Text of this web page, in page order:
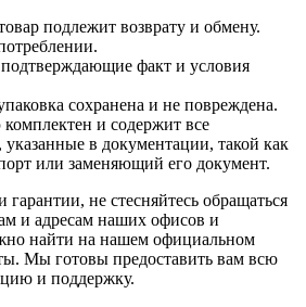
подлежит возврату и обмену.
факт и условия
сохранена и не повреждена.
и содержит все
в документации, такой как
или заменяющий его документ.
не стесняйтесь обращаться
и адресам наших офисов и
найти на нашем официальном
Мы готовы предоставить вам всю
и поддержку.